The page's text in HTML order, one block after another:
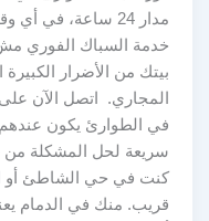
مدار 24 ساعة،
خدمة السباك الفوري
بيتك من الأضرار الكبيرة
في الطوارئ يكون عندهم
سريعة لحل المشكلة من
كنت في حي الشاطئ أو
قريب. منك في الدمام